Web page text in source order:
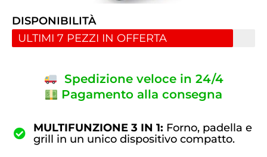
DISPONIBILITÀ
ULTIMI 7 PEZZI IN OFFERTA
Spedizione veloce in 24/4
Pagamento alla consegna
MULTIFUNZIONE 3 IN 1: Forno, padella e
grill in un unico dispositivo compatto.